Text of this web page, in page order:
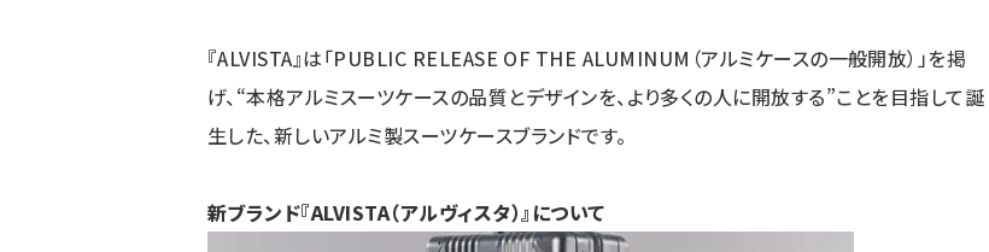
『ALVISTA』は「PUBLIC RELEASE OF THE ALUMINUM（アルミケースの一般開放）」を掲
げ、“本格アルミスーツケースの品質とデザインを、より多くの人に開放する”ことを目指して誕
生した、新しいアルミ製スーツケースブランドです。
新ブランド『ALVISTA（アルヴィスタ）』について